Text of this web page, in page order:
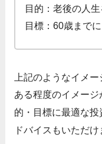
目的：老後の人
目標：60歳まで
上記のようなイメー
ある程度のイメー
的・目標に最適な
ドバイスもいただけ